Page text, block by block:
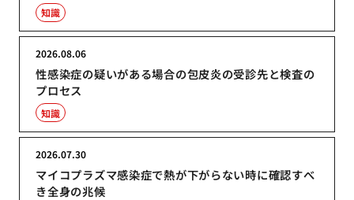
知識
性感染症の疑いがある場合の包皮炎の受診先と検査の
プロセス
2026.08.06
知識
マイコプラズマ感染症で熱が下がらない時に確認すべ
き全身の兆候
2026.07.30